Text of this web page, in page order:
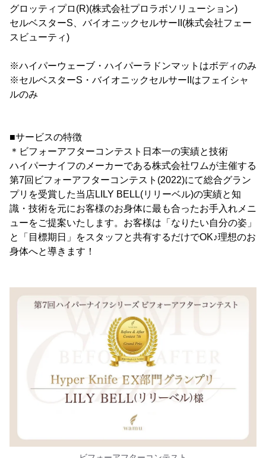
グロッティプロ(R)(株式会社プロラボソリューション)
セルベスターS、バイオニックセルサーII(株式会社フェー
スビューティ)
※ハイパーウェーブ・ハイパーラドンマットはボディのみ
※セルベスターS・バイオニックセルサーIIはフェイシャ
ルのみ
■サービスの特徴
＊ビフォーアフターコンテスト日本一の実績と技術
ハイパーナイフのメーカーである株式会社ワムが主催する
第7回ビフォーアフターコンテスト(2022)にて総合グラン
プリを受賞した当店LILY BELL(リリーベル)の実績と知
識・技術を元にお客様のお身体に最も合ったお手入れメニ
ューをご提案いたします。お客様は「なりたい自分の姿」
と「目標期日」をスタッフと共有するだけでOK♪理想のお
身体へと導きます！